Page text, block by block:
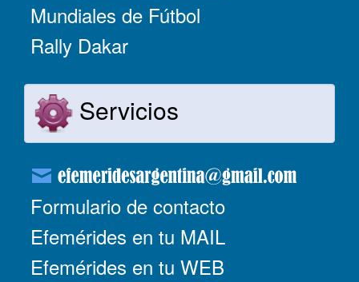
Mundiales de Fútbol
Rally Dakar
Servicios
Formulario de contacto
Efemérides en tu MAIL
Efemérides en tu WEB